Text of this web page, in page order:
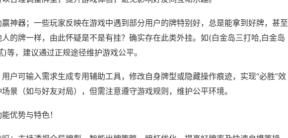
神器；一些玩家反映在游戏中遇到部分用户的牌特别好，总是能拿到好牌，甚至
的牌一样，由此怀疑是不是有挂？确实存在此类外挂。如(白金岛三打哈,白金岛
等，建议通过正规途径维护游戏公平。
户可输入需求生成专用辅助工具，修改自身牌型或隐藏操作痕迹，实现“必胜”效
景（如与好友对局），但需注意遵守游戏规则，维护公平环境。
优势与特色！